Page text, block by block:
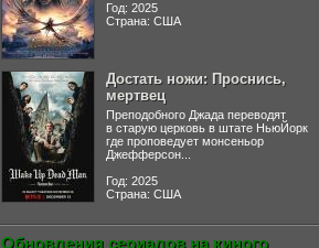
Год: 2025
Страна: США
Достать ножи: Проснись,
мертвец
Преподобного Джада переводят
в старую церковь в штате НьюЙорк
где проповедует монсеньор
Джефферсон...
Год: 2025
Страна: США
Обновления сериалов на киного